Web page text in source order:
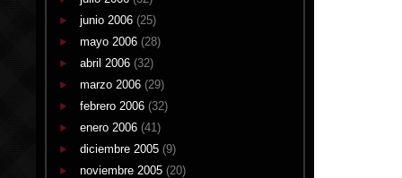
junio 2006 (25)
mayo 2006 (28)
abril 2006 (32)
marzo 2006 (29)
febrero 2006 (32)
enero 2006 (41)
diciembre 2005 (9)
noviembre 2005 (20)